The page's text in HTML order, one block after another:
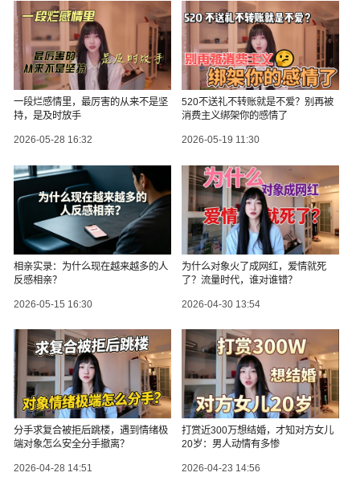
一段烂感情里，最厉害的从来不是坚
持，是及时放手
2026-05-28 16:32
520不送礼不转账就是不爱？别再被
消费主义绑架你的感情了
2026-05-19 11:30
相亲实录：为什么现在越来越多的人
反感相亲？
2026-05-15 16:30
为什么对象火了成网红，爱情就死
了？流量时代，谁对谁错？
2026-04-30 13:54
分手求复合被拒后跳楼，遇到情绪极
端对象怎么安全分手撤离？
2026-04-28 14:51
打赏近300万想结婚，才知对方女儿
20岁：男人动情有多惨
2026-04-23 14:56